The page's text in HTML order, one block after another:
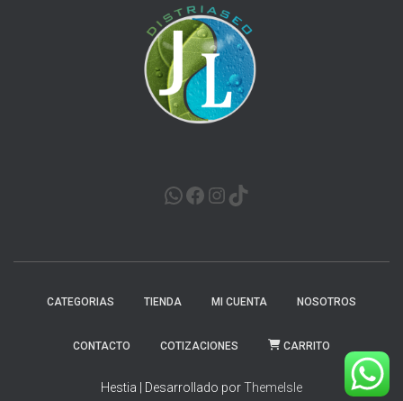
WHATSAPP FACEBOOK INSTAGRAM
CATEGORIAS TIENDA MI CUENTA NOSOTROS
CONTACTO COTIZACIONES CARRITO
Hestia | Desarrollado porThemeIsle